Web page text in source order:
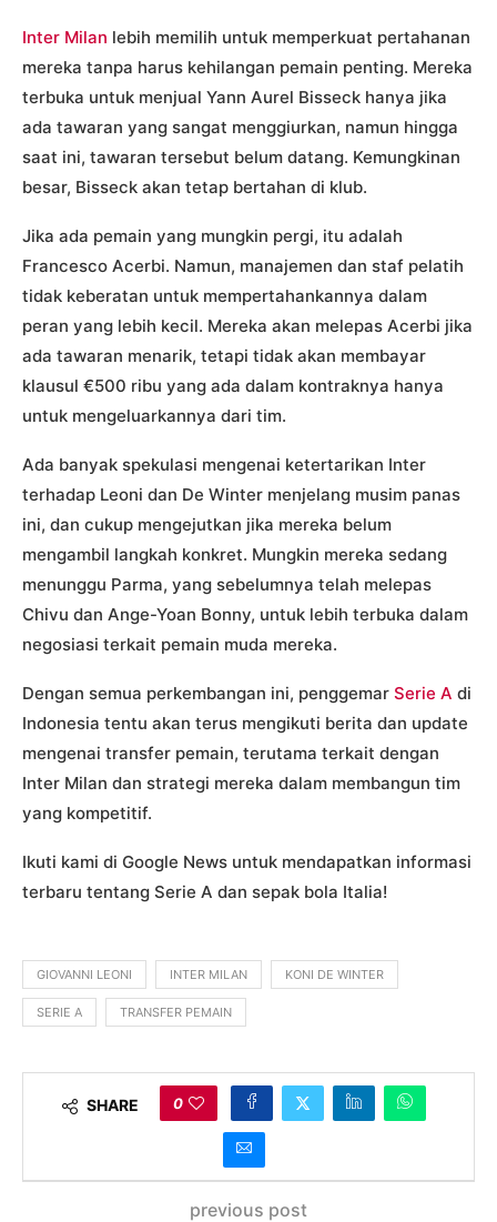
Inter Milan lebih memilih untuk memperkuat pertahanan
mereka tanpa harus kehilangan pemain penting. Mereka
terbuka untuk menjual Yann Aurel Bisseck hanya jika
ada tawaran yang sangat menggiurkan, namun hingga
saat ini, tawaran tersebut belum datang. Kemungkinan
besar, Bisseck akan tetap bertahan di klub.
Jika ada pemain yang mungkin pergi, itu adalah
Francesco Acerbi. Namun, manajemen dan staf pelatih
tidak keberatan untuk mempertahankannya dalam
peran yang lebih kecil. Mereka akan melepas Acerbi jika
ada tawaran menarik, tetapi tidak akan membayar
klausul €500 ribu yang ada dalam kontraknya hanya
untuk mengeluarkannya dari tim.
Ada banyak spekulasi mengenai ketertarikan Inter
terhadap Leoni dan De Winter menjelang musim panas
ini, dan cukup mengejutkan jika mereka belum
mengambil langkah konkret. Mungkin mereka sedang
menunggu Parma, yang sebelumnya telah melepas
Chivu dan Ange-Yoan Bonny, untuk lebih terbuka dalam
negosiasi terkait pemain muda mereka.
Dengan semua perkembangan ini, penggemar Serie A di
Indonesia tentu akan terus mengikuti berita dan update
mengenai transfer pemain, terutama terkait dengan
Inter Milan dan strategi mereka dalam membangun tim
yang kompetitif.
Ikuti kami di Google News untuk mendapatkan informasi
terbaru tentang Serie A dan sepak bola Italia!
GIOVANNI LEONI INTER MILAN KONI DE WINTER
SERIE A TRANSFER PEMAIN
SHARE 0
previous post